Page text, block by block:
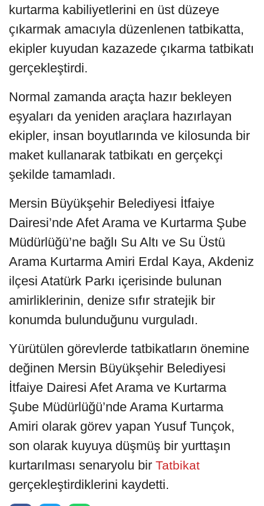
kurtarma kabiliyetlerini en üst düzeye
çıkarmak amacıyla düzenlenen tatbikatta,
ekipler kuyudan kazazede çıkarma tatbikatı
gerçekleştirdi.
Normal zamanda araçta hazır bekleyen
eşyaları da yeniden araçlara hazırlayan
ekipler, insan boyutlarında ve kilosunda bir
maket kullanarak tatbikatı en gerçekçi
şekilde tamamladı.
Mersin Büyükşehir Belediyesi İtfaiye
Dairesi’nde Afet Arama ve Kurtarma Şube
Müdürlüğü’ne bağlı Su Altı ve Su Üstü
Arama Kurtarma Amiri Erdal Kaya, Akdeniz
ilçesi Atatürk Parkı içerisinde bulunan
amirliklerinin, denize sıfır stratejik bir
konumda bulunduğunu vurguladı.
Yürütülen görevlerde tatbikatların önemine
değinen Mersin Büyükşehir Belediyesi
İtfaiye Dairesi Afet Arama ve Kurtarma
Şube Müdürlüğü’nde Arama Kurtarma
Amiri olarak görev yapan Yusuf Tunçok,
son olarak kuyuya düşmüş bir yurttaşın
kurtarılması senaryolu bir Tatbikat
gerçekleştirdiklerini kaydetti.